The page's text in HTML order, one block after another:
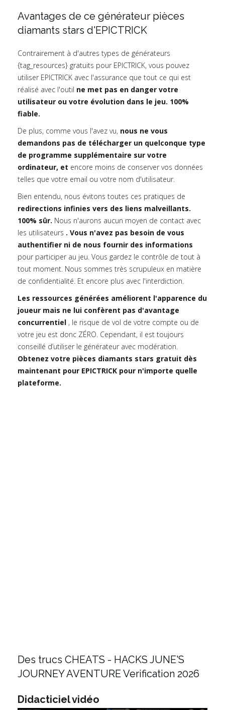
Avantages de ce générateur pièces
diamants stars d'EPICTRICK
Contrairement à d'autres types de générateurs
{tag_resources} gratuits pour EPICTRICK, vous pouvez
utiliser EPICTRICK avec l'assurance que tout ce qui est
réalisé avec l'outil ne met pas en danger votre
utilisateur ou votre évolution dans le jeu. 100%
fiable.
De plus, comme vous l'avez vu, nous ne vous
demandons pas de télécharger un quelconque type
de programme supplémentaire sur votre
ordinateur, et encore moins de conserver vos données
telles que votre email ou votre nom d'utilisateur.
Bien entendu, nous évitons toutes ces pratiques de
redirections infinies vers des liens malveillants.
100% sûr. Nous n'aurons aucun moyen de contact avec
les utilisateurs . Vous n'avez pas besoin de vous
authentifier ni de nous fournir des informations
pour participer au jeu. Vous gardez le contrôle de tout à
tout moment. Nous sommes très scrupuleux en matière
de confidentialité. Et encore plus avec l'interdiction.
Les ressources générées améliorent l'apparence du
joueur mais ne lui confèrent pas d'avantage
concurrentiel , le risque de vol de votre compte ou de
votre jeu est donc ZÉRO. Cependant, il est toujours
conseillé d’utiliser le générateur avec modération.
Obtenez votre pièces diamants stars gratuit dès
maintenant pour EPICTRICK pour n'importe quelle
plateforme.
Des trucs CHEATS - HACKS JUNE'S
JOURNEY AVENTURE Verification 2026
Didacticiel vidéo